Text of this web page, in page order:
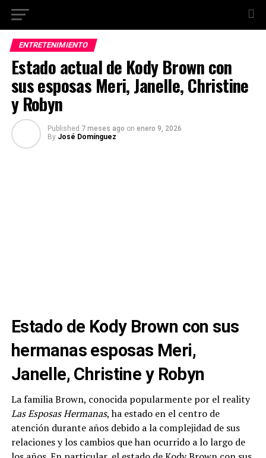
ENTRETENIMIENTO
Estado actual de Kody Brown con
sus esposas Meri, Janelle, Christine
y Robyn
Published 7 meses ago on enero 9, 2026
By José Domínguez
Estado de Kody Brown con sus
hermanas esposas Meri,
Janelle, Christine y Robyn
La familia Brown, conocida popularmente por el reality
Las Esposas Hermanas, ha estado en el centro de
atención durante años debido a la complejidad de sus
relaciones y los cambios que han ocurrido a lo largo de